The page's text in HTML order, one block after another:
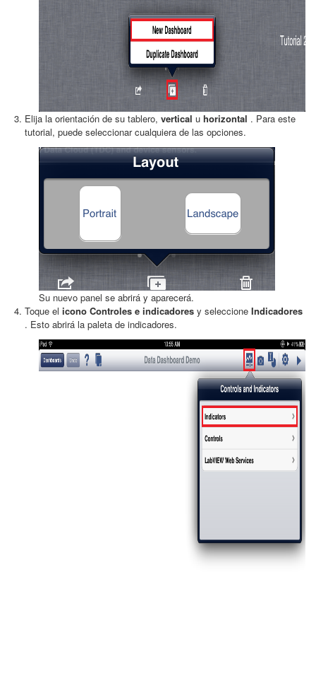
Elija la orientación de su tablero, vertical u horizontal . Para este
tutorial, puede seleccionar cualquiera de las opciones.
Su nuevo panel se abrirá y aparecerá.
Toque el icono Controles e indicadores y seleccione Indicadores
. Esto abrirá la paleta de indicadores.